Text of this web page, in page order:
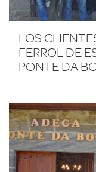
LOS
FERROL DE
PONTE DA